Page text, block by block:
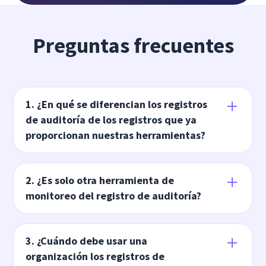
Preguntas frecuentes
1. ¿En qué se diferencian los registros
de auditoría de los registros que ya
proporcionan nuestras herramientas?
La mayoría de los sistemas generan sus propios
registros, pero permanecen aislados dentro de
cada herramienta. Los registros de auditoría
al trabajo real en un registro documentado.
En lugar de cambiar de plataforma, los equipos
2. ¿Es solo otra herramienta de
monitoreo del registro de auditoría?
No. La supervisión tradicional de los registros
de auditoría se centra en almacenar o revisar
los eventos a nivel del sistema en plataformas
3. ¿Cuándo debe usar una
organización los registros de